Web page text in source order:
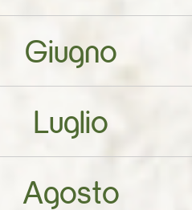
Giugno
Luglio
Agosto